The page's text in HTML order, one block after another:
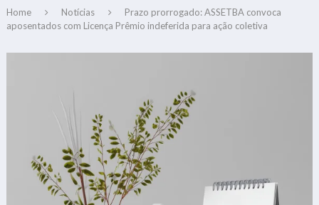
Home Notícias
Prazo prorrogado: ASSETBA convoca
aposentados com Licença Prêmio indeferida para ação coletiva